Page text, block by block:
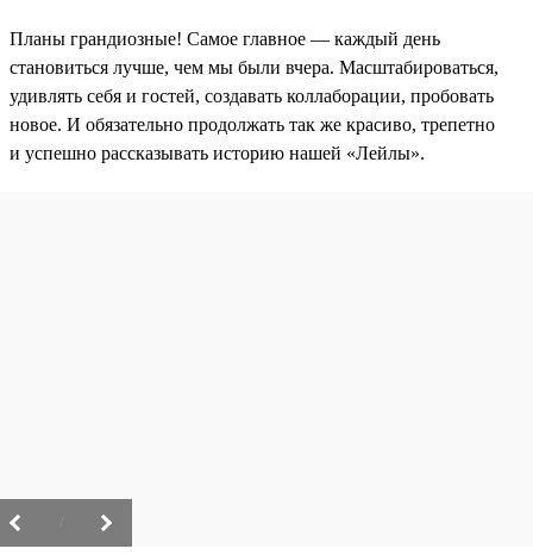
Планы грандиозные! Самое главное — каждый день
становиться лучше, чем мы были вчера. Масштабироваться,
удивлять себя и гостей, создавать коллаборации, пробовать
новое. И обязательно продолжать так же красиво, трепетно
и успешно рассказывать историю нашей «Лейлы».